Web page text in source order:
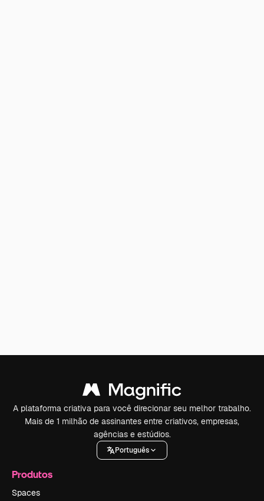
A plataforma criativa para você direcionar seu melhor trabalho.
Mais de 1 milhão de assinantes entre criativos, empresas,
agências e estúdios.
Português
Produtos
Spaces